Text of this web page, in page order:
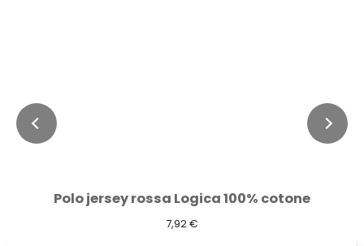
Polo jersey rossa Logica 100% cotone
7,92 €